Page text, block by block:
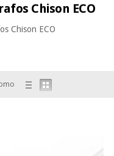
Chison ECO
Chison ECO